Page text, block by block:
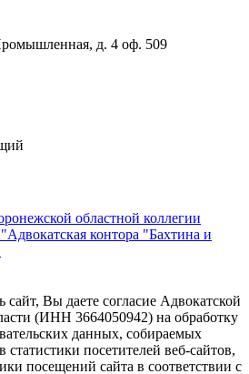
д. 4 оф. 509
областной коллегии
контора "Бахтина и
сайт, Вы даете согласие Адвокатской
(ИНН 3664050942) на обработку
данных, собираемых
статистики посетителей веб-сайтов,
посещений сайта в соответствии с